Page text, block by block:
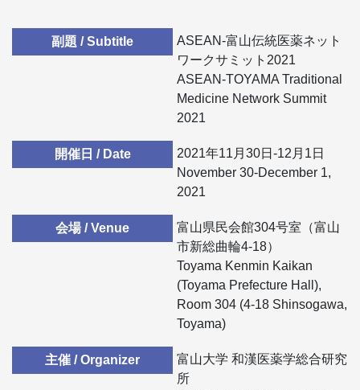
副題 / Subtitle
ASEAN-富山伝統医薬ネット
ワークサミット2021
ASEAN-TOYAMA Traditional
Medicine Network Summit
2021
開催日 / Date
2021年11月30日-12月1日
November 30-December 1,
2021
会場 / Venue
富山県民会館304号室（富山
市新総曲輪4-18）
Toyama Kenmin Kaikan
(Toyama Prefecture Hall),
Room 304 (4-18 Shinsogawa,
Toyama)
主催 / Organizer
富山大学 和漢医薬学総合研究
所